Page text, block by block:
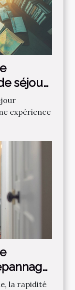
séjour
expérience
la rapidité